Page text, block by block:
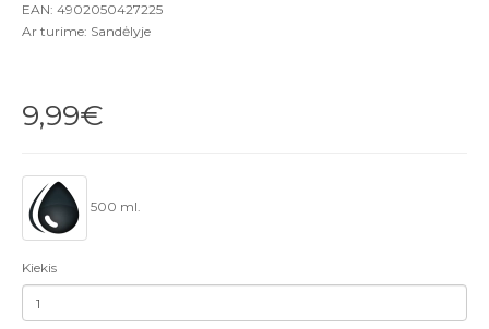
EAN: 4902050427225
Ar turime: Sandėlyje
9,99€
500 ml.
Kiekis